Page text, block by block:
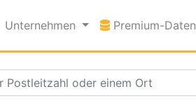
Unternehmen Premium-Daten